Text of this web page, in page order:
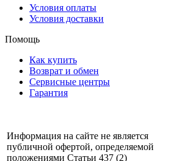
Условия оплаты
Условия доставки
Помощь
Как купить
Возврат и обмен
Сервисные центры
Гарантия
Информация на сайте не является
публичной офертой, определяемой
положениями Статьи 437 (2)